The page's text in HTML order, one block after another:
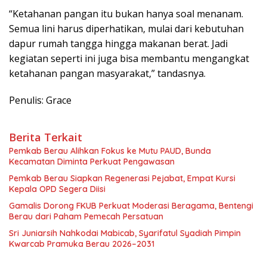
“Ketahanan pangan itu bukan hanya soal menanam.
Semua lini harus diperhatikan, mulai dari kebutuhan
dapur rumah tangga hingga makanan berat. Jadi
kegiatan seperti ini juga bisa membantu mengangkat
ketahanan pangan masyarakat,” tandasnya.
Penulis: Grace
Berita Terkait
Pemkab Berau Alihkan Fokus ke Mutu PAUD, Bunda
Kecamatan Diminta Perkuat Pengawasan
Pemkab Berau Siapkan Regenerasi Pejabat, Empat Kursi
Kepala OPD Segera Diisi
Gamalis Dorong FKUB Perkuat Moderasi Beragama, Bentengi
Berau dari Paham Pemecah Persatuan
Sri Juniarsih Nahkodai Mabicab, Syarifatul Syadiah Pimpin
Kwarcab Pramuka Berau 2026–2031